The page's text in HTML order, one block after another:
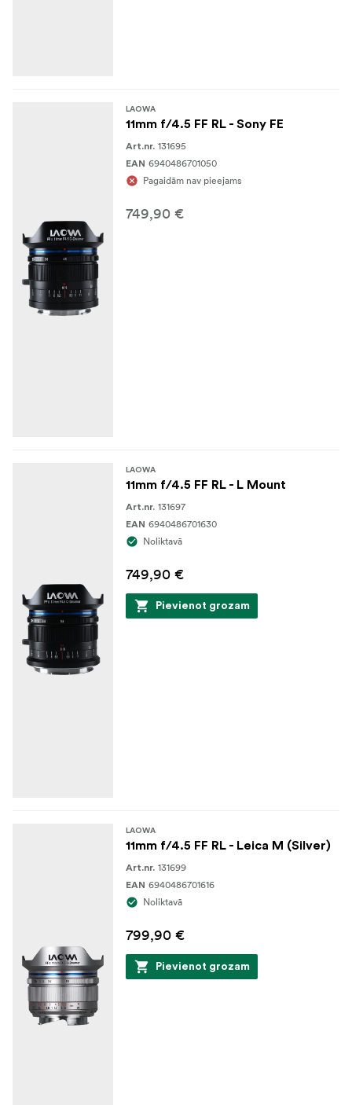
LAOWA
11mm f/4.5 FF RL - Sony FE
Art.nr. 131695
EAN 6940486701050
Pagaidām nav pieejams
749,90 €
LAOWA
11mm f/4.5 FF RL - L Mount
Art.nr. 131697
EAN 6940486701630
Noliktavā
749,90 €
Pievienot grozam
LAOWA
11mm f/4.5 FF RL - Leica M (Silver)
Art.nr. 131699
EAN 6940486701616
Noliktavā
799,90 €
Pievienot grozam